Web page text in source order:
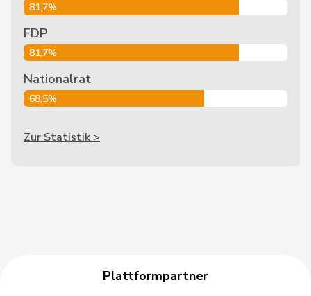
81,7%
FDP
81,7%
Nationalrat
68,5%
Zur Statistik >
Plattformpartner